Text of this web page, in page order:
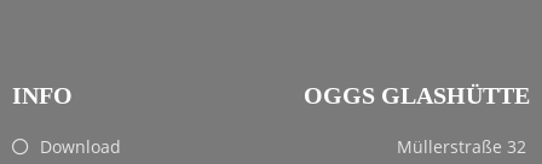
INFO
Download
OGGS GLASHÜTTE
Müllerstraße 32